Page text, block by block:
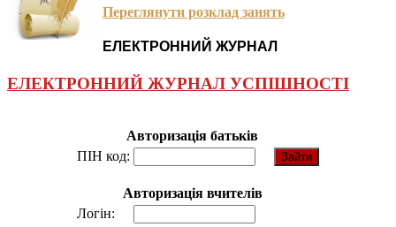
Переглянути розклад занять
ЕЛЕКТРОННИЙ ЖУРНАЛ
ЕЛЕКТРОННИЙ ЖУРНАЛ УСПІШНОСТІ
Авторизація батьків
ПІН код:
Авторизація вчителів
Логін: